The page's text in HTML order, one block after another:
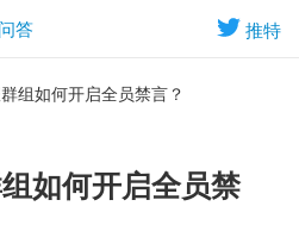
推特
问答
组如何开启全员禁言？
如何开启全员禁